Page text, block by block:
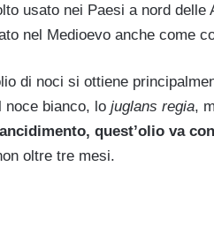
usato nei Paesi a nord
nel Medioevo anche come
di noci si ottiene
noce bianco, lo juglans regia,
quest’olio va
oltre tre mesi.